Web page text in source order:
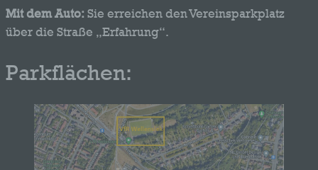
Mit dem Auto: Sie erreichen den Vereinsparkplatz
über die Straße „Erfahrung“.
Parkflächen: